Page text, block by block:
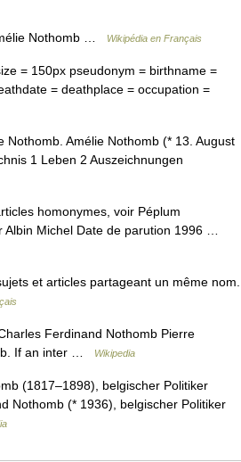
Nothomb … Wikipédia en Français
= 150px pseudonym = birthname =
= deathplace = occupation =
Amélie Nothomb (* 13. August
1 Leben 2 Auszeichnungen
homonymes, voir Péplum
Albin Michel Date de parution 1996 …
et articles partageant un même nom.
Ferdinand Nothomb Pierre
If an inter …
Wikipedia
(1817–1898), belgischer Politiker
Nothomb (* 1936), belgischer Politiker